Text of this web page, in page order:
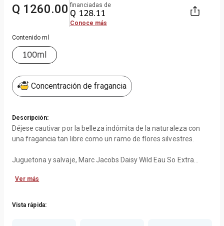
Q 1260.00 financiadas de
Q 128.11
Conoce más
Contenido ml
100ml
Concentración de fragancia
Descripción:
Déjese cautivar por la belleza indómita de la naturaleza con
una fragancia tan libre como un ramo de flores silvestres.
Juguetona y salvaje, Marc Jacobs Daisy Wild Eau So Extra
auténtica margarita de chocolate con plátano cremoso, néctar
Ver más
Vista rápida: